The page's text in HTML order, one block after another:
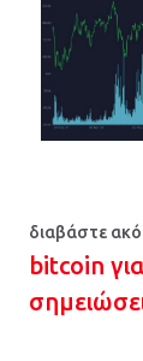
διαβάστε
bitcoin